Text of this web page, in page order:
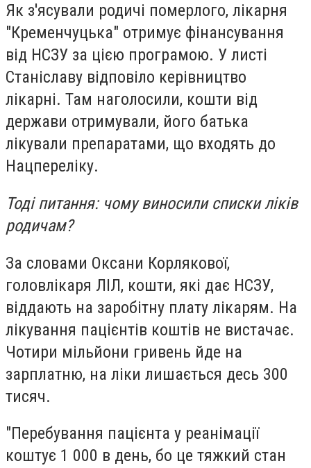
Як з'ясували родичі померлого, лікарня
"Кременчуцька" отримує фінансування
від НСЗУ за цією програмою. У листі
Станіславу відповіло керівництво
лікарні. Там наголосили, кошти від
держави отримували, його батька
лікували препаратами, що входять до
Нацпереліку.
Тоді питання: чому виносили списки ліків
родичам?
За словами Оксани Корлякової,
головлікаря ЛІЛ, кошти, які дає НСЗУ,
віддають на заробітну плату лікарям. На
лікування пацієнтів коштів не вистачає.
Чотири мільйони гривень йде на
зарплатню, на ліки лишається десь 300
тисяч.
"Перебування пацієнта у реанімації
коштує 1 000 в день, бо це тяжкий стан